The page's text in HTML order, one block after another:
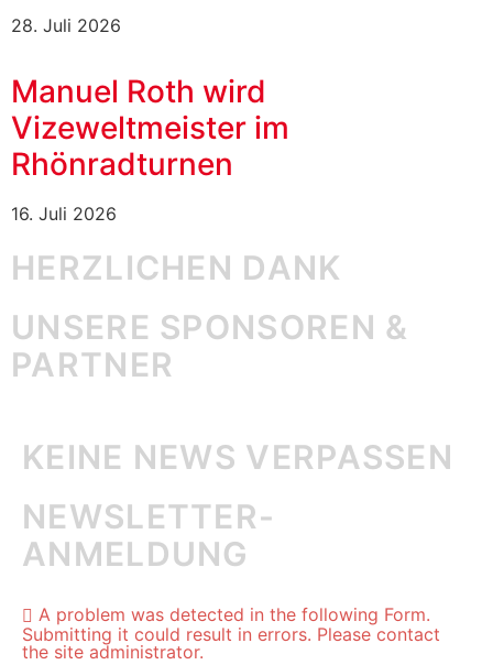
28. Juli 2026
Manuel Roth wird
Vizeweltmeister im
Rhönradturnen
16. Juli 2026
HERZLICHEN DANK
UNSERE SPONSOREN &
PARTNER
KEINE NEWS VERPASSEN
NEWSLETTER-
ANMELDUNG
A problem was detected in the following Form.
Submitting it could result in errors. Please contact
the site administrator.